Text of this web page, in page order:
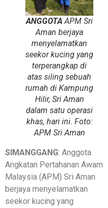
ANGGOTAAPM Sri
Aman berjaya
menyelamatkan
seekor kucing yang
terperangkap di
atas siling sebuah
rumah di Kampung
Hilir, Sri Aman
dalam satu operasi
khas, hari ini. Foto:
APM Sri Aman
SIMANGGANG: Anggota
Angkatan Pertahanan Awam
Malaysia (APM) Sri Aman
berjaya menyelamatkan
seekor kucing yang